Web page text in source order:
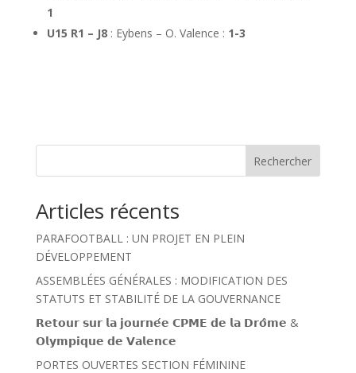
1
U15 R1 – J8: Eybens – O. Valence : 1-3
Rechercher
Articles récents
PARAFOOTBALL : UN PROJET EN PLEIN
DÉVELOPPEMENT
ASSEMBLÉES GÉNÉRALES : MODIFICATION DES
STATUTS ET STABILITÉ DE LA GOUVERNANCE
𝗥𝗲𝘁𝗼𝘂𝗿 𝘀𝘂𝗿 𝗹𝗮 𝗷𝗼𝘂𝗿𝗻𝗲́𝗲 𝗖𝗣𝗠𝗘 𝗱𝗲 𝗹𝗮 𝗗𝗿𝗼̂𝗺𝗲 &
𝗢𝗹𝘆𝗺𝗽𝗶𝗾𝘂𝗲 𝗱𝗲 𝗩𝗮𝗹𝗲𝗻𝗰𝗲
PORTES OUVERTES SECTION FÉMININE